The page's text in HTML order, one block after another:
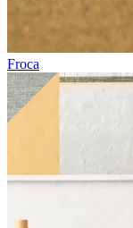
Froca